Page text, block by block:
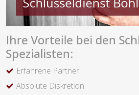
Ihre Vorteile bei den
Spezialisten:
Erfahrene Partner
Absolute Diskretion